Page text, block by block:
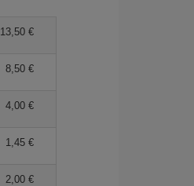
13,50 €
8,50 €
4,00 €
1,45 €
2,00 €